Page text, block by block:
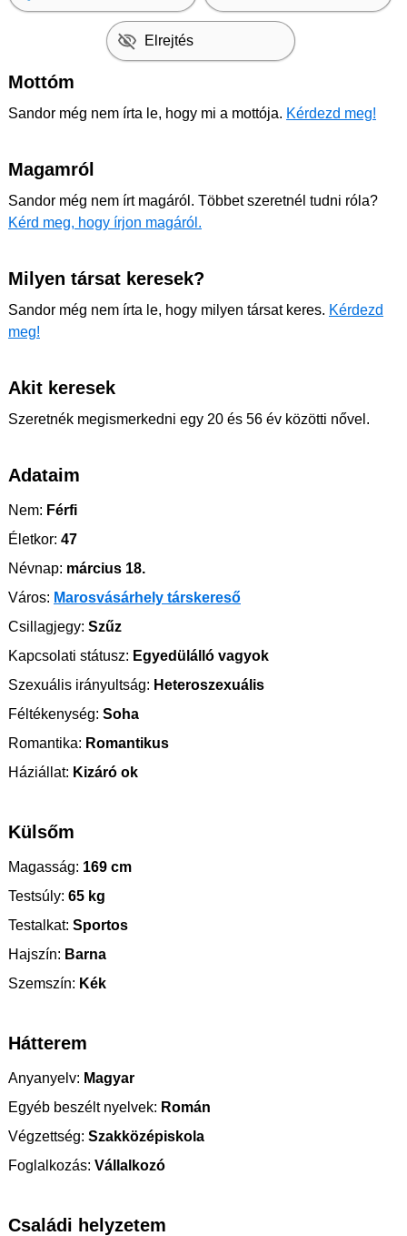
Elrejtés
Mottóm
Sandor még nem írta le, hogy mi a mottója. Kérdezd meg!
Magamról
Sandor még nem írt magáról. Többet szeretnél tudni róla?
Kérd meg, hogy írjon magáról.
Milyen társat keresek?
Sandor még nem írta le, hogy milyen társat keres. Kérdezd
meg!
Akit keresek
Szeretnék megismerkedni egy 20 és 56 év közötti nővel.
Adataim
Nem: Férfi
Életkor: 47
Névnap: március 18.
Város: Marosvásárhely társkereső
Csillagjegy: Szűz
Kapcsolati státusz: Egyedülálló vagyok
Szexuális irányultság: Heteroszexuális
Féltékenység: Soha
Romantika: Romantikus
Háziállat: Kizáró ok
Külsőm
Magasság: 169 cm
Testsúly: 65 kg
Testalkat: Sportos
Hajszín: Barna
Szemszín: Kék
Hátterem
Anyanyelv: Magyar
Egyéb beszélt nyelvek: Román
Végzettség: Szakközépiskola
Foglalkozás: Vállalkozó
Családi helyzetem